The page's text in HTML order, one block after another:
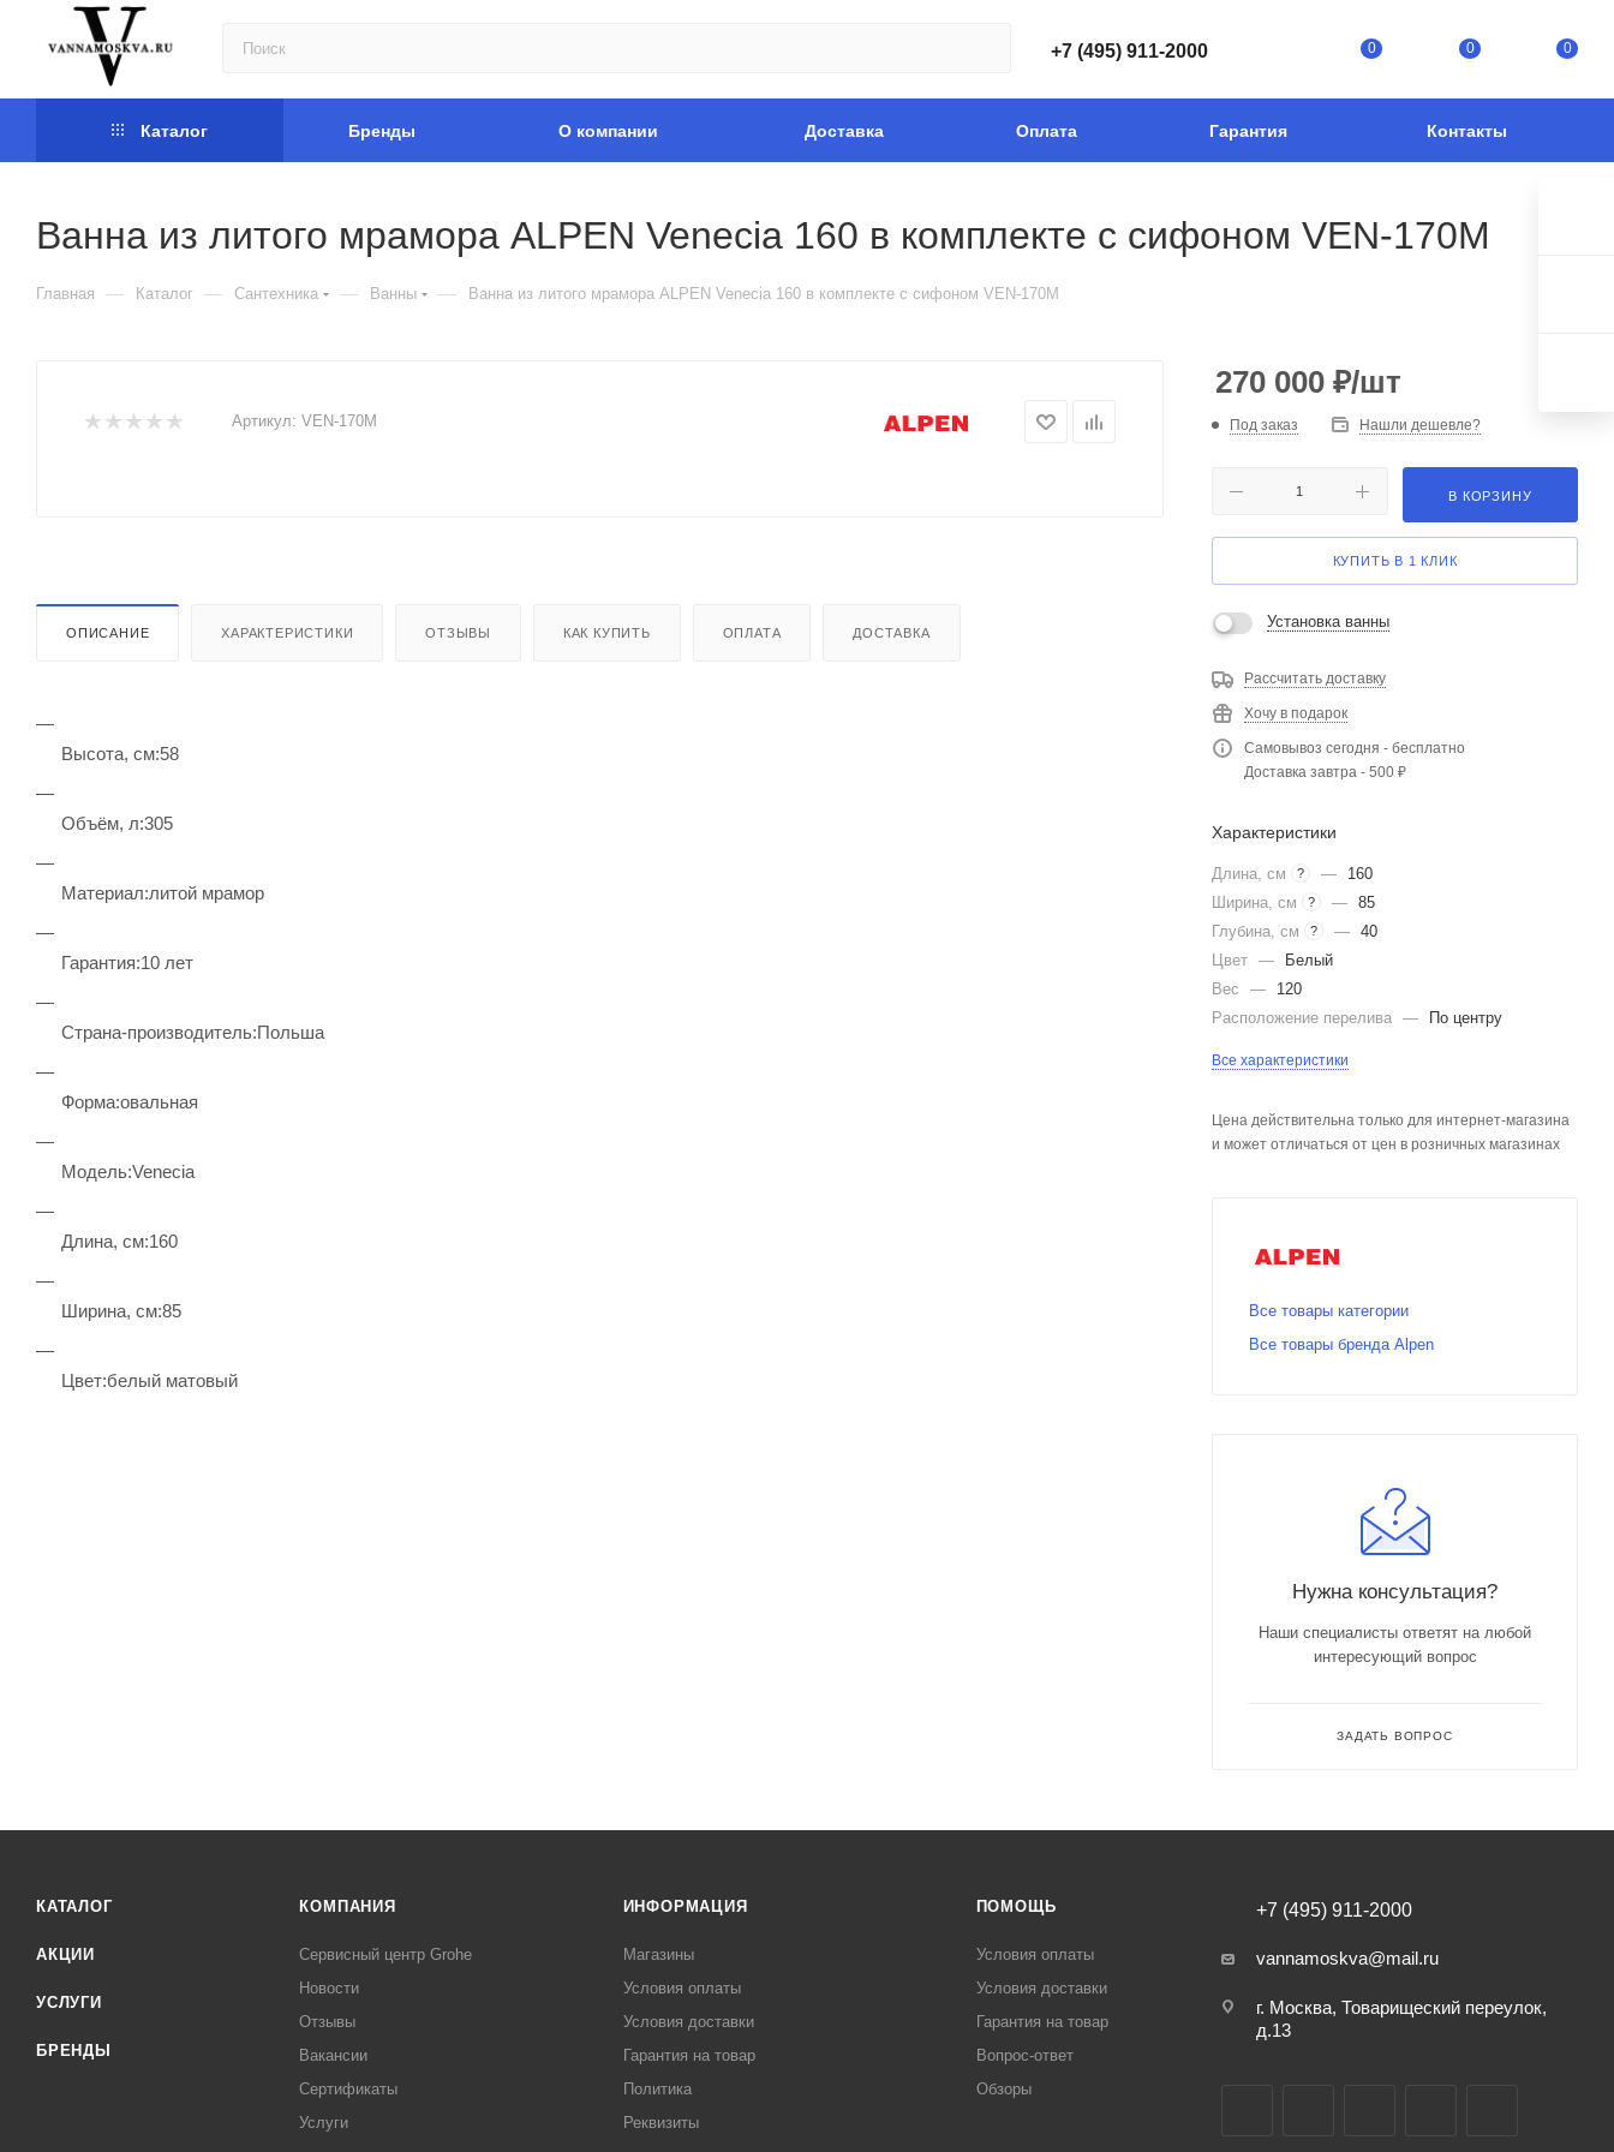
+7 (495) 911-2000 0 0 0
Каталог Бренды О компании Доставка Оплата Гарантия Контакты
Ванна из литого мрамора ALPEN Venecia 160 в комплекте с сифоном VEN-170M
Главная — Каталог — Сантехника — Ванны — Ванна из литого мрамора ALPEN Venecia 160 в комплекте с сифоном VEN-170M
Артикул: VEN-170M
ОПИСАНИЕ ХАРАКТЕРИСТИКИ ОТЗЫВЫ КАК КУПИТЬ ОПЛАТА ДОСТАВКА
Высота, см:58
Объём, л:305
Материал:литой мрамор
Гарантия:10 лет
Страна-производитель:Польша
Форма:овальная
Модель:Venecia
Длина, см:160
Ширина, см:85
Цвет:белый матовый
270 000 ₽/шт
Под заказ Нашли дешевле?
В КОРЗИНУ
КУПИТЬ В 1 КЛИК
Установка ванны
Рассчитать доставку
Хочу в подарок
Самовывоз сегодня - бесплатно
Доставка завтра - 500 ₽
Характеристики
Длина, см ? —
160
Ширина, см
? — 85
Глубина, см
? — 40
Цвет —
Белый
Вес
—
120
Расположение перелива — По центру
Все характеристики
Цена действительна только для интернет-магазина
и может отличаться от цен в розничных магазинах
Все товары категории
Все товары бренда Alpen
Нужна консультация?
Наши специалисты ответят на любой
интересующий вопрос
ЗАДАТЬ ВОПРОС
КАТАЛОГ
АКЦИИ
УСЛУГИ
БРЕНДЫ
КОМПАНИЯ
Сервисный центр Grohe
Новости
Отзывы
Вакансии
Сертификаты
Услуги
ИНФОРМАЦИЯ
Магазины
Условия оплаты
Условия доставки
Гарантия на товар
Политика
Реквизиты
ПОМОЩЬ
Условия оплаты
Условия доставки
Гарантия на товар
Вопрос-ответ
Обзоры
+7 (495) 911-2000
vannamoskva@mail.ru
г. Москва, Товарищеский переулок,
д.13